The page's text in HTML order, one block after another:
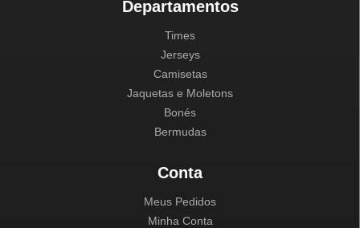
Departamentos
Times
Jerseys
Camisetas
Jaquetas e Moletons
Bonés
Bermudas
Conta
Meus Pedidos
Minha Conta